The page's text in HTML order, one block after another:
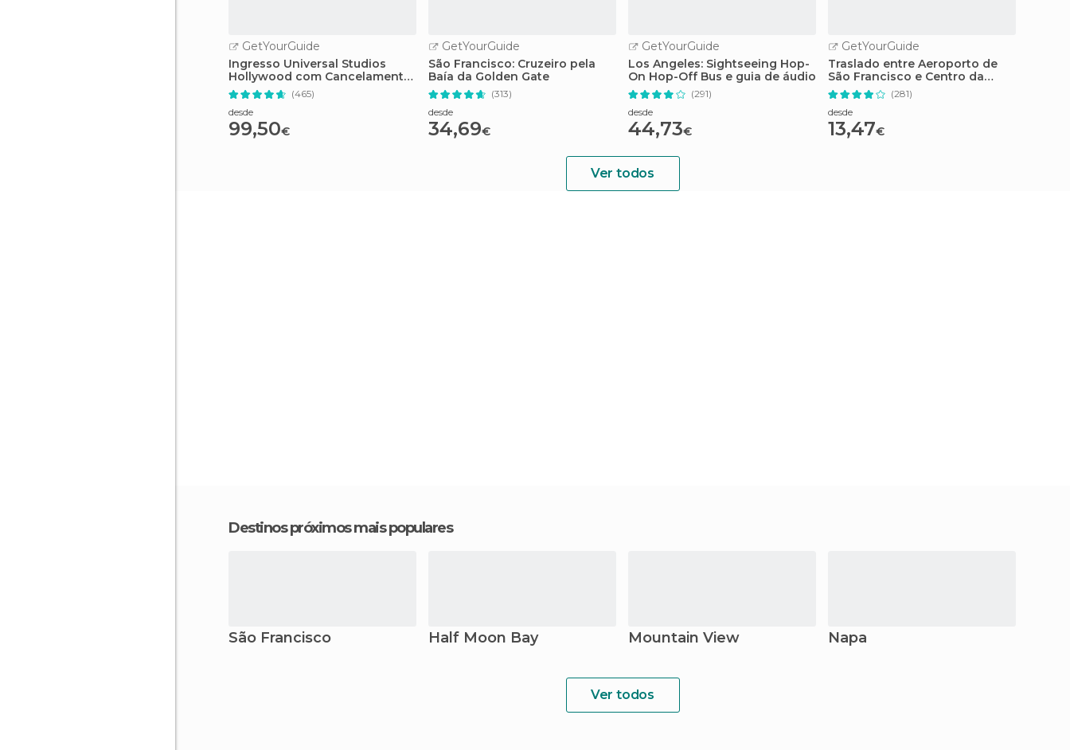
GetYourGuide
Ingresso Universal Studios
Hollywood com Cancelamento
Fácil
(465)
desde
99,50€
GetYourGuide
São Francisco: Cruzeiro pela
Baía da Golden Gate
(313)
desde
34,69€
GetYourGuide
Los Angeles: Sightseeing Hop-
On Hop-Off Bus e guia de áudio
(291)
desde
44,73€
GetYourGuide
Traslado entre Aeroporto de
São Francisco e Centro da
Cidade
(281)
desde
13,47€
Ver todos
Destinos próximos mais populares
São Francisco Half Moon Bay Mountain View Napa
Ver todos